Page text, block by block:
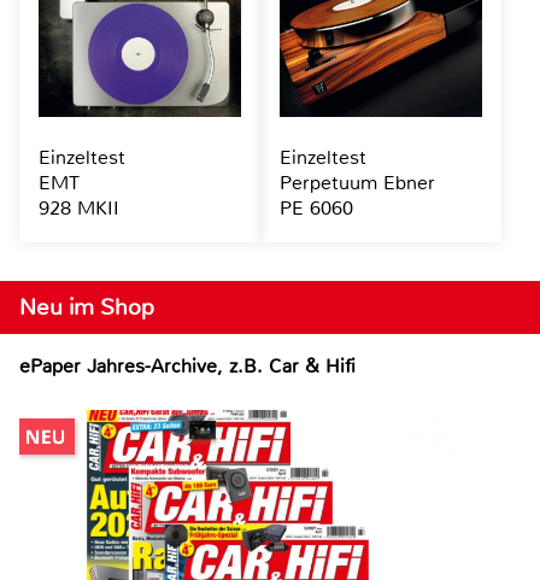
Neu im Shop
ePaper Jahres-Archive, z.B. Car & Hifi
Einzeltest
EMT
928 MKII
Einzeltest
Perpetuum Ebner
PE 6060